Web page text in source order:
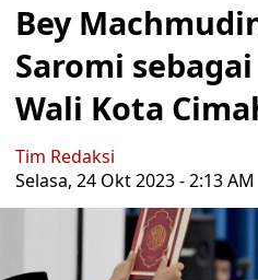
Bey
Saromi
Wali Kota
Tim Redaksi
Selasa, 24 Okt 2023 - 2:13 AM